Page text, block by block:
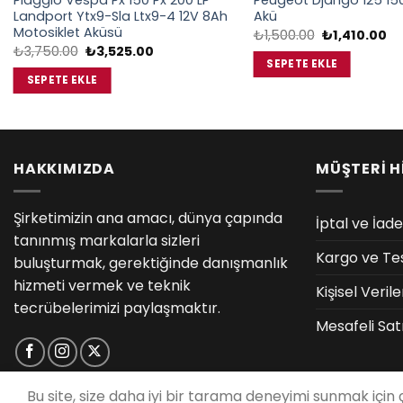
Landport Ytx9-Sla Ltx9-4 12V 8Ah
Motosiklet Aküsü
₺3,750.00 Orijinal
fiyat:
₺3,750.00.
₺3,525.00
SEPETE EKLE
Akü
₺1,500.00 Orijinal
fiyat:
₺1,500.00.
₺1,410.00Şu
SEPETE EKLE
HAKKIMIZDA
Şirketimizin ana amacı, dünya çapında
tanınmış markalarla sizleri
buluşturmak, gerektiğinde danışmanlık
hizmeti vermek ve teknik
tecrübelerimizi paylaşmaktır.
MÜŞTERİ
İptal ve
Kargo ve
Kişisel
Mesafeli
Bu site, size daha iyi bir tarama deneyimi sunmak